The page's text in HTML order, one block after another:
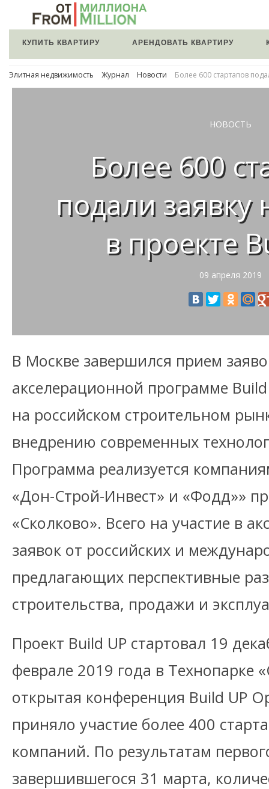
КУПИТЬ КВАРТИРУ АРЕНДОВАТЬ КВАРТИРУ
Элитная недвижимость Журнал Новости Более 600 стартапов
НОВОСТЬ
Более 600
подали заявку
в проекте
09 апреля 2019
В Москве завершился прием
акселерационной программе
на российском строительном
внедрению современных
Программа реализуется
«Дон-Строй-Инвест» и «Фодд»»
«Сколково». Всего на участие в
заявок от российских и
предлагающих перспективные
строительства, продажи и
Проект Build UP стартовал 19
феврале 2019 года в Технопарке
открытая конференция Build UP
приняло участие более 400
компаний. По результатам
завершившегося 31 марта,